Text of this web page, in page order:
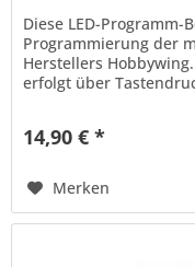
Diese LED-
Programmierung der
Herstellers
erfolgt über
14,90 € *
Merken